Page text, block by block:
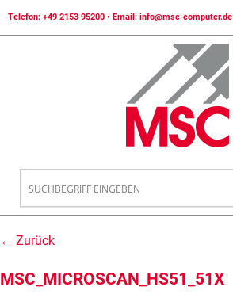
Telefon: +49 2153 95200 • Email: info@msc-computer.de
← Zurück
MSC_MICROSCAN_HS51_51X